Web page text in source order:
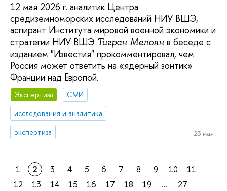
12 мая 2026 г. аналитик Центра
средиземноморских исследований НИУ ВШЭ,
аспирант Института мировой военной экономики и
стратегии НИУ ВШЭ Тигран Мелоян в беседе с
изданием "Известия" прокомментировал, чем
Россия может ответить на «ядерный зонтик»
Франции над Европой.
Экспертиза
СМИ
исследования и аналитика
экспертиза
23 мая
1 2 3 4 5 6 7 8 9 10
11
12
13 14 15 16 17 18 19 ... 27